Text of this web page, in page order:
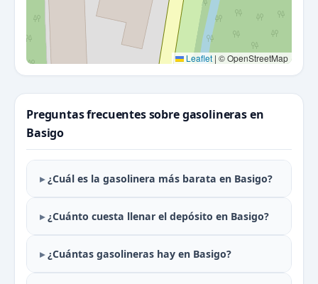
Leaflet | © OpenStreetMap
Preguntas frecuentes sobre gasolineras en
Basigo
¿Cuál es la gasolinera más barata en Basigo?
¿Cuánto cuesta llenar el depósito en Basigo?
¿Cuántas gasolineras hay en Basigo?